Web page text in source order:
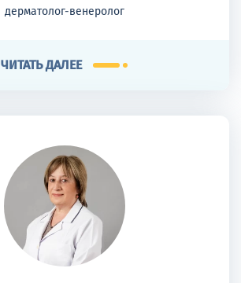
дерматолог-венеролог
ЧИТАТЬ ДАЛЕЕ